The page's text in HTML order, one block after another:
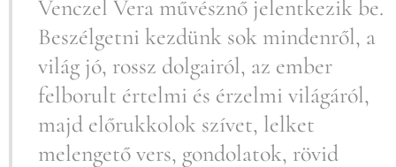
Venczel Vera művésznő jelentkezik be.
Beszélgetni kezdünk sok mindenről, a
világ jó, rossz dolgairól, az ember
felborult értelmi és érzelmi világáról,
majd előrukkolok szívet, lelket
melengető vers, gondolatok, rövid